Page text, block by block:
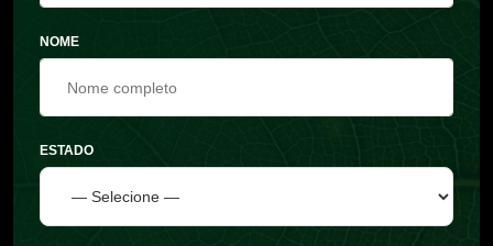
NOME
ESTADO